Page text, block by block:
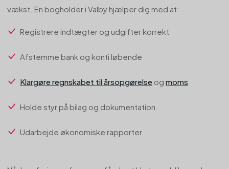
vækst. En bogholder i Valby hjælper dig med at:
Registrere indtægter og udgifter korrekt
Afstemme bank og konti løbende
Klargøre regnskabet til årsopgørelse og moms
Holde styr på bilag og dokumentation
Udarbejde økonomiske rapporter